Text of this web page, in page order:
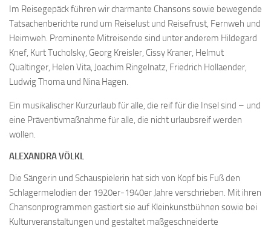
Im Reisegepäck führen wir charmante Chansons sowie bewegende
Tatsachenberichte rund um Reiselust und Reisefrust, Fernweh und
Heimweh. Prominente Mitreisende sind unter anderem Hildegard
Knef, Kurt Tucholsky, Georg Kreisler, Cissy Kraner, Helmut
Qualtinger, Helen Vita, Joachim Ringelnatz, Friedrich Hollaender,
Ludwig Thoma und Nina Hagen.
Ein musikalischer Kurzurlaub für alle, die reif für die Insel sind – und
eine Präventivmaßnahme für alle, die nicht urlaubsreif werden
wollen.
ALEXANDRA VÖLKL
Die Sängerin und Schauspielerin hat sich von Kopf bis Fuß den
Schlagermelodien der 1920er-1940er Jahre verschrieben. Mit ihren
Chansonprogrammen gastiert sie auf Kleinkunstbühnen sowie bei
Kulturveranstaltungen und gestaltet maßgeschneiderte